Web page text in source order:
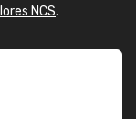
NCS.